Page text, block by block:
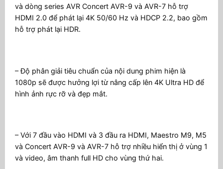
và dòng series AVR Concert AVR-9 và AVR-7 hỗ trợ
HDMI 2.0 để phát lại 4K 50/60 Hz và HDCP 2.2, bao gồm
hỗ trợ phát lại HDR.
– Độ phân giải tiêu chuẩn của nội dung phim hiện là
1080p sẽ được hưởng lợi từ nâng cấp lên 4K Ultra HD để
hình ảnh rực rỡ và đẹp mắt.
– Với 7 đầu vào HDMI và 3 đầu ra HDMI, Maestro M9, M5
và Concert AVR-9 và AVR-7 hỗ trợ nhiều hiển thị ở vùng 1
và video, âm thanh full HD cho vùng thứ hai.